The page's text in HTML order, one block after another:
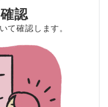
認
て確認します。